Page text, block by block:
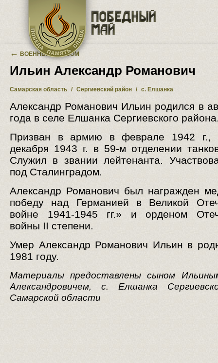
Перейти к основному содержанию
← ВОЕННЫЙ АЛЬБОМ
Ильин Александр Романович
Самарская область / Сергиевский район / с. Елшанка
Александр Романович Ильин родился в
года в селе Елшанка Сергиевского
Призван в армию в феврале 1942 г.,
декабря 1943 г. в 59-м отделении
Служил в звании лейтенанта.
под Сталинградом.
Александр Романович был награжден
победу над Германией в Великой
войне 1941-1945 гг.» и орденом
войны II степени.
Умер Александр Романович Ильин в
1981 году.
Материалы предоставлены сыном
Александровичем, с. Елшанка
Самарской области